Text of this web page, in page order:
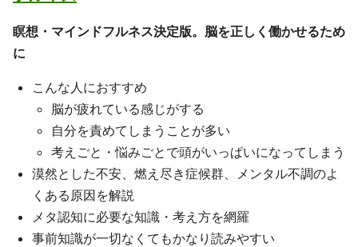
瞑想・マインドフルネス決定版。脳を正しく働かせるため
に
こんな人におすすめ
脳が疲れている感じがする
自分を責めてしまうことが多い
考えごと・悩みごとで頭がいっぱいになってしまう
漠然とした不安、燃え尽き症候群、メンタル不調のよ
くある原因を解説
メタ認知に必要な知識・考え方を網羅
事前知識が一切なくてもかなり読みやすい